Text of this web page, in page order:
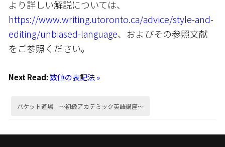
より詳しい解説については、
https://www.writing.utoronto.ca/advice/style-and-
editing/unbiased-language、およびその参照文献
をご参照ください。
Next Read:数値の表記法 »
パケット道場 ～初級アカデミック英語講座～